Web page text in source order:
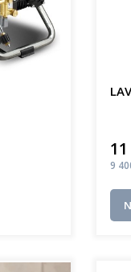
9